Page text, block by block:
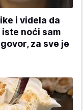
i videla da
iste noći sam
za sve je